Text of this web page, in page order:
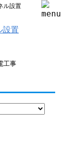
ル設置
工事